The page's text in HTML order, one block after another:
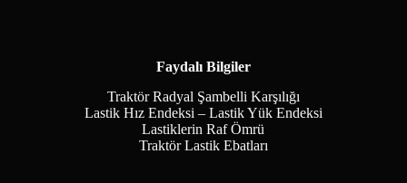
Faydalı Bilgiler
Traktör Radyal Şambelli Karşılığı
Lastik Hız Endeksi – Lastik Yük Endeksi
Lastiklerin Raf Ömrü
Traktör Lastik Ebatları